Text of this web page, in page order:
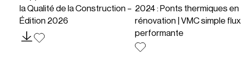
la Qualité de la Construction –
Édition 2026
2024 : Ponts thermiques en
rénovation | VMC simple flux
performante